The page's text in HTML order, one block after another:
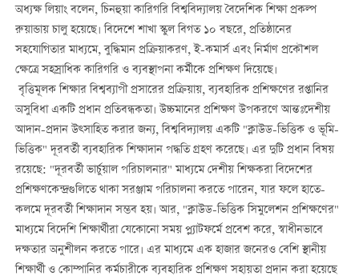
অধ্যক্ষ লিয়াং বলেন, চিনহুয়া কারিগরি বিশ্ববিদ্যালয় বৈদেশিক শিক্ষা প্রকল্প
রুয়ান্ডায় চালু হয়েছে। বিদেশে শাখা স্কুল বিগত ১০ বছরে, প্রতিষ্ঠানের
সহযোগিতার মাধ্যমে, বুদ্ধিমান প্রক্রিয়াকরণ, ই-কমার্স এবং নির্মাণ প্রকৌশল
ক্ষেত্রে সহস্রাধিক কারিগরি ও ব্যবস্থাপনা কর্মীকে প্রশিক্ষণ দিয়েছে।
বৃত্তিমূলক শিক্ষার বিশ্বব্যাপী প্রসারের প্রক্রিয়ায়, ব্যবহারিক প্রশিক্ষণের রপ্তানির
অসুবিধা একটি প্রধান প্রতিবন্ধকতা। উচ্চমানের প্রশিক্ষণ উপকরণে আন্তঃদেশীয়
আদান-প্রদান উত্সাহিত করার জন্য, বিশ্ববিদ্যালয় একটি "ক্লাউড-ভিত্তিক ও ভূমি-
ভিত্তিক" দূরবর্তী ব্যবহারিক শিক্ষাদান পদ্ধতি গ্রহণ করেছে। এর দুটি প্রধান বিষয়
রয়েছে: "দূরবর্তী ভার্চুয়াল পরিচালনার" মাধ্যমে দেশীয় শিক্ষকরা বিদেশের
প্রশিক্ষণকেন্দ্রগুলিতে থাকা সরঞ্জাম পরিচালনা করতে পারেন, যার ফলে হাতে-
কলমে দূরবর্তী শিক্ষাদান সম্ভব হয়। আর, "ক্লাউড-ভিত্তিক সিমুলেশন প্রশিক্ষণের"
মাধ্যমে বিদেশি শিক্ষার্থীরা যেকোনো সময় প্ল্যাটফর্মে প্রবেশ করে, স্বাধীনভাবে
দক্ষতার অনুশীলন করতে পারে। এর মাধ্যমে এক হাজার জনেরও বেশি স্থানীয়
শিক্ষার্থী ও কোম্পানির কর্মচারীকে ব্যবহারিক প্রশিক্ষণ সহায়তা প্রদান করা হয়েছে